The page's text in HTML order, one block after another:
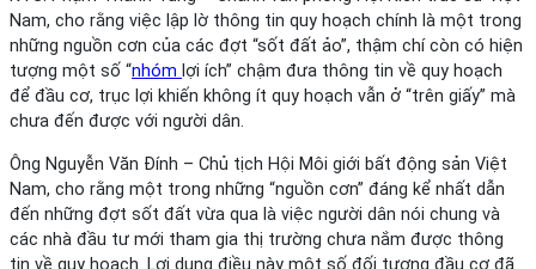
Nam, cho rằng việc lập lờ thông tin quy hoạch chính là một trong
những nguồn cơn của các đợt “sốt đất ảo”, thậm chí còn có hiện
tượng một số “nhóm lợi ích” chậm đưa thông tin về quy hoạch
để đầu cơ, trục lợi khiến không ít quy hoạch vẫn ở “trên giấy” mà
chưa đến được với người dân.
Ông Nguyễn Văn Đính – Chủ tịch Hội Môi giới bất động sản Việt
Nam, cho rằng một trong những “nguồn cơn” đáng kể nhất dẫn
đến những đợt sốt đất vừa qua là việc người dân nói chung và
các nhà đầu tư mới tham gia thị trường chưa nắm được thông
tin về quy hoạch. Lợi dụng điều này một số đối tượng đầu cơ đã